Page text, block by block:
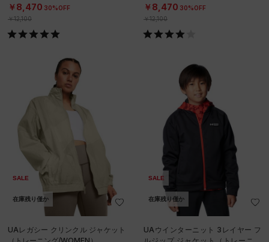
￥8,470 30%OFF
￥12,100
￥8,470 30%OFF
￥12,100
SALE
在庫残り僅か
UAレガシー クリンクル ジャケット
SALE
在庫残り僅か
UAウインターニット 3レイヤー フ